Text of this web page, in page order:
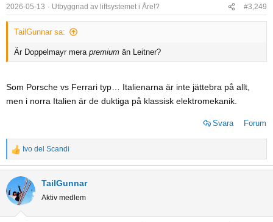
o
n
2026-05-13 Utbyggnad av liftsystemet i Åre!? #3,249
TailGunnar sa:
Är Doppelmayr mera premium än Leitner?
Som Porsche vs Ferrari typ… Italienarna är inte jättebra på allt,
men i norra Italien är de duktiga på klassisk elektromekanik.
Svara Forum
R
e
a
c
t
i
Ivo del Scandi
TailGunnar
Aktiv medlem